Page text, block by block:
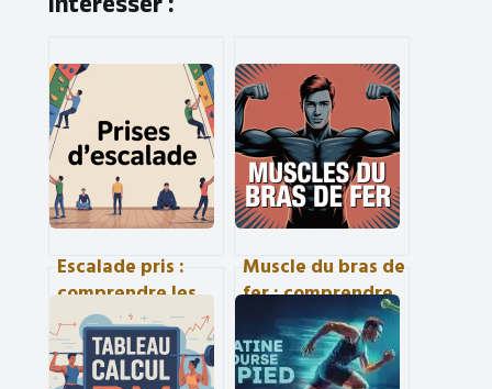
Escalade pris :
comprendre les
prises d’escalade
et mieux
progresser
Muscle du bras de
fer : comprendre,
renforcer et
gagner en force